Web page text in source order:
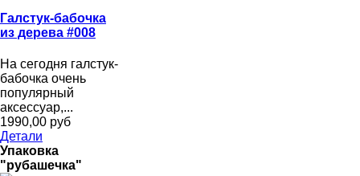
Галстук-бабочка
из дерева #008
На сегодня галстук-
бабочка очень
популярный
аксессуар,...
1990,00 руб
Детали
Упаковка
"рубашечка"